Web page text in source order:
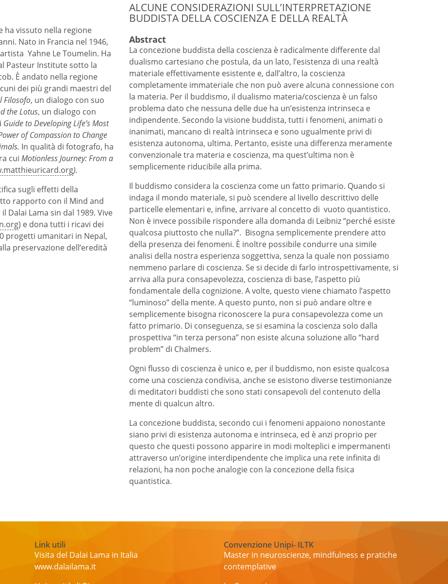
ha vissuto nella regione
Nato in Francia nel 1946,
Yahne Le Toumelin. Ha
Pasteur Institute sotto la
È andato nella regione
dei più grandi maestri del
Filosofo, un dialogo con suo
the Lotus, un dialogo con
Guide to Developing Life’s Most
of Compassion to Change
In qualità di fotografo, ha
cui Motionless Journey: From a
).
sugli effetti della
rapporto con il Mind and
Dalai Lama sin dal 1989. Vive
) e dona tutti i ricavi dei
progetti umanitari in Nepal,
preservazione dell’eredità
ALCUNE CONSIDERAZIONI SULL’INTERPRETAZIONE
BUDDISTA DELLA COSCIENZA E DELLA REALTÀ
Abstract
La concezione buddista della coscienza è radicalmente differente dal
dualismo cartesiano che postula, da un lato, l’esistenza di una realtà
materiale effettivamente esistente e, dall’altro, la coscienza
completamente immateriale che non può avere alcuna connessione con
la materia. Per il buddismo, il dualismo materia/coscienza è un falso
problema dato che nessuna delle due ha un’esistenza intrinseca e
indipendente. Secondo la visione buddista, tutti i fenomeni, animati o
inanimati, mancano di realtà intrinseca e sono ugualmente privi di
esistenza autonoma, ultima. Pertanto, esiste una differenza meramente
convenzionale tra materia e coscienza, ma quest’ultima non è
semplicemente riducibile alla prima.
Il buddismo considera la coscienza come un fatto primario. Quando si
indaga il mondo materiale, si può scendere al livello descrittivo delle
particelle elementari e, infine, arrivare al concetto di vuoto quantistico.
Non è invece possibile rispondere alla domanda di Leibniz “perché esiste
qualcosa piuttosto che nulla?”. Bisogna semplicemente prendere atto
della presenza dei fenomeni. È inoltre possibile condurre una simile
analisi della nostra esperienza soggettiva, senza la quale non possiamo
nemmeno parlare di coscienza. Se si decide di farlo introspettivamente, si
arriva alla pura consapevolezza, coscienza di base, l’aspetto più
fondamentale della cognizione. A volte, questo viene chiamato l’aspetto
“luminoso” della mente. A questo punto, non si può andare oltre e
semplicemente bisogna riconoscere la pura consapevolezza come un
fatto primario. Di conseguenza, se si esamina la coscienza solo dalla
prospettiva “in terza persona” non esiste alcuna soluzione allo “hard
problem” di Chalmers.
Ogni flusso di coscienza è unico e, per il buddismo, non esiste qualcosa
come una coscienza condivisa, anche se esistono diverse testimonianze
di meditatori buddisti che sono stati consapevoli del contenuto della
mente di qualcun altro.
La concezione buddista, secondo cui i fenomeni appaiono nonostante
siano privi di esistenza autonoma e intrinseca, ed è anzi proprio per
questo che questi possono apparire in modi molteplici e impermanenti
attraverso un’origine interdipendente che implica una rete infinita di
relazioni, ha non poche analogie con la concezione della fisica
quantistica.
Link utili
Visita del Dalai Lama in Italia
www.dalailama.it
Convenzione Unipi- ILTK
Master in neuroscienze, mindfulness e pratiche
contemplative